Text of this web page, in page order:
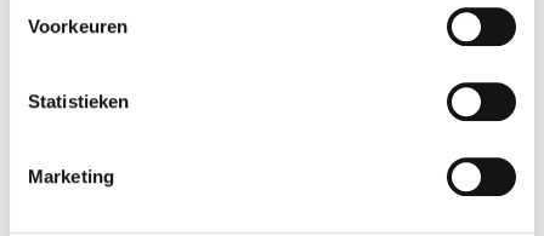
Voorkeuren
Statistieken
Marketing
doorKaren Thompson